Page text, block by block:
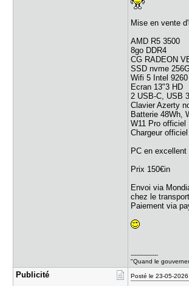
Mise en vente
AMD R5 3500
8go DDR4
CG RADEON
SSD nvme
Wifi 5 Intel
Ecran 13"3 HD
2 USB-C, USB
Clavier Azerty
Batterie 48Wh,
W11 Pro officiel
Chargeur
PC en excellent
Prix 150€in
Envoi via
chez le
Paiement via
---------------
"Quand le
Publicité Posté le 23-05-